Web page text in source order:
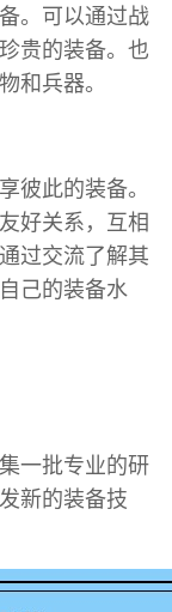
。可以通过战
贵的装备。也
和兵器。
彼此的装备。
好关系，互相
过交流了解其
己的装备水
一批专业的研
新的装备技